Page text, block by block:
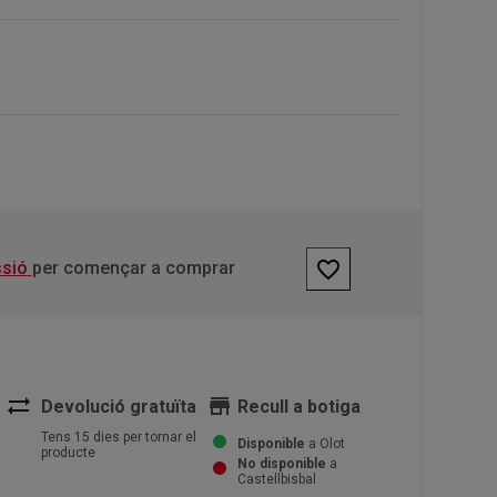
per començar a comprar favorite_border
sync_alt Devolució gratuïta
Tens 15 dies per tornar el
producte
store Recull a botiga
Disponible a Olot
No disponible a
Castellbisbal